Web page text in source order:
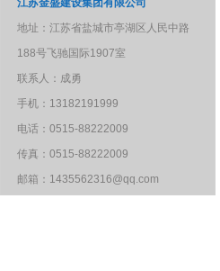
江苏金盛建设集团有限公司
地址：江苏省盐城市亭湖区人民中路
188号飞驰国际1907室
联系人：成勇
手机：13182191999
电话：0515-88222009
传真：0515-88222009
邮箱：1435562316@qq.com